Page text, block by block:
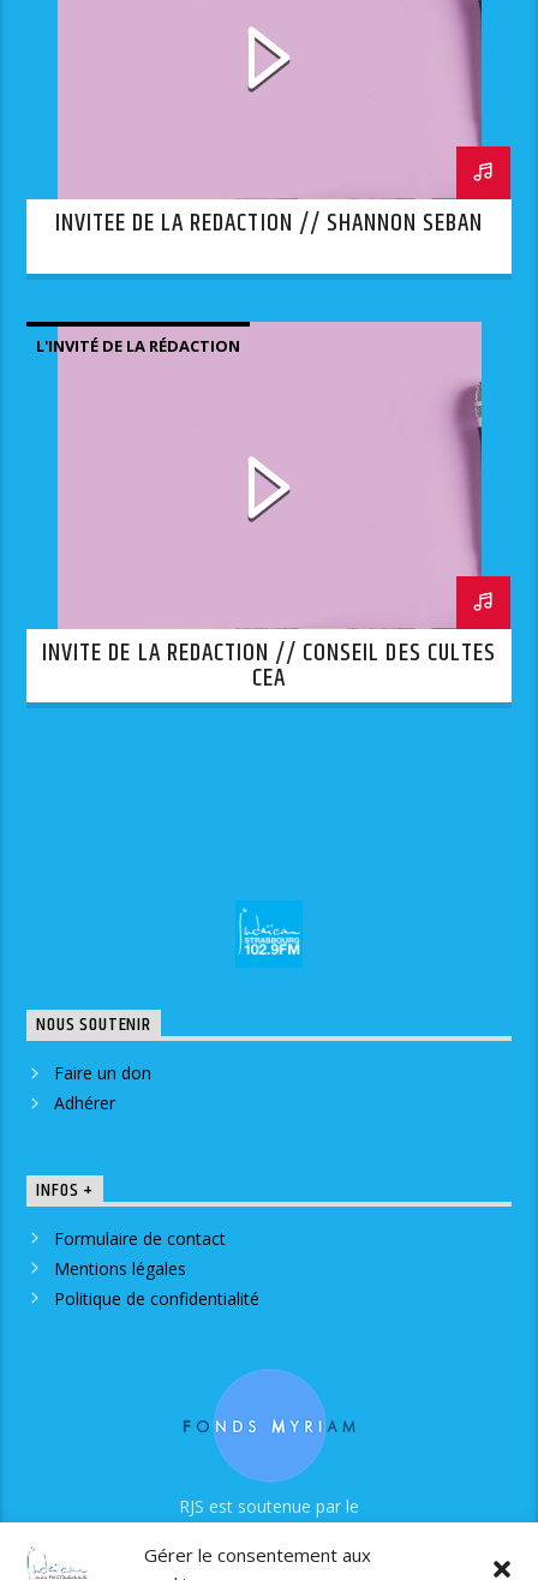
Gérer le consentement aux
INVITEE DE LA REDACTION // SHANNON SEBAN
L'INVITÉ DE LA RÉDACTION
INVITE DE LA REDACTION // CONSEIL DES CULTES
CEA
NOUS SOUTENIR
Faire un don
Adhérer
INFOS +
Formulaire de contact
Mentions légales
Politique de confidentialité
RJS est soutenue par le